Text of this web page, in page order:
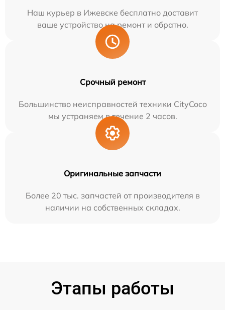
Наш курьер в Ижевске бесплатно доставит
ваше устройство на ремонт и обратно.
Срочный ремонт
Большинство неисправностей техники CityCoco
мы устраняем в течение 2 часов.
Оригинальные запчасти
Более 20 тыс. запчастей от производителя в
наличии на собственных складах.
Этапы работы